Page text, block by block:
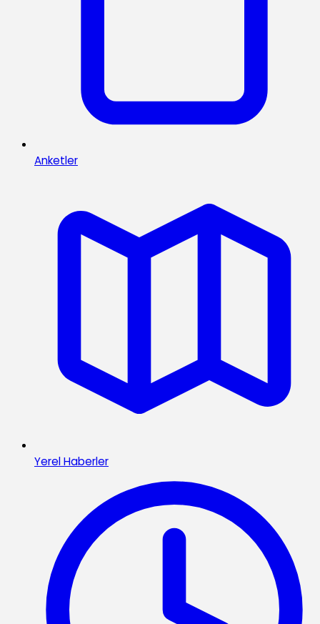
Anketler
Yerel Haberler